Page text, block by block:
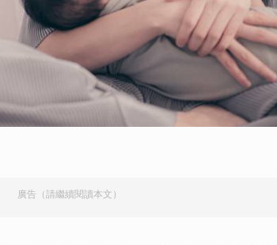
廣告（請繼續閱讀本文）